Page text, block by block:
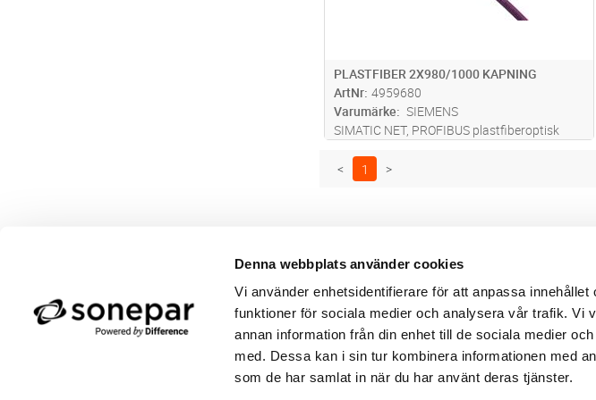
Denna webbplats använder cookies
Vi använder enhetsidentifierare för att anpassa
funktioner för sociala medier och analysera vår trafik. Vi
annan information från din enhet till de sociala medier
med. Dessa kan i sin tur kombinera informationen med
som de har samlat in när du har använt deras tjänster.
PLASTFIBER 2X980/1000 KAPNING
ArtNr 4959680
Varumärke
SIEMENS
SIMATIC NET, PROFIBUS plastfiberoptisk
orderkvantitet: 20 meter, max. leveranslängd:
500 m
< 1 >
Felanmälan
Returer
Beställa PDF fakturor
Användarvillkor
Integritetspolicy
Öppettider
Ny kund/användare
Våra varumärken